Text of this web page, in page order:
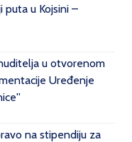
puta u Kojsini –
u otvorenom
Uređenje
na stipendiju za